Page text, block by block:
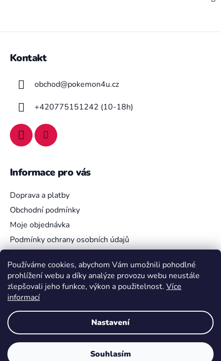
Používáme cookies, abychom Vám umožnili pohodlné
prohlížení webu a díky analýze provozu webu neustále
zlepšovali jeho funkce, výkon a použitelnost. Více
informací
Nastavení
Souhlasím
Kontakt
obchod@pokemon4u.cz
+420775151242 (10-18h)
Informace pro vás
Doprava a platby
Obchodní podmínky
Moje objednávka
Podmínky ochrany osobních údajů
Vyhledávání
HLEDAT
Vytvořil Shoptet